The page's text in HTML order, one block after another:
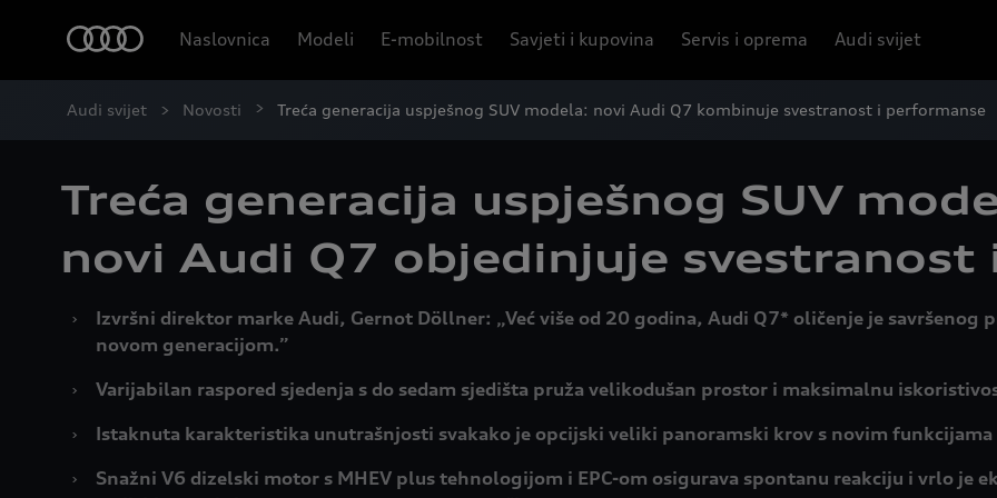
Naslovnica Modeli E-mobilnost Savjeti i kupovina Servis i oprema Audi svijet
Audi svijet Novosti Treća generacija uspješnog SUV modela: novi Audi Q7 kombinuje svestranost i performanse
Treća generacija uspješnog SUV
novi Audi Q7 objedinjuje svestranost
›
Izvršni direktor marke Audi, Gernot Döllner: „Već više od 20 godina, Audi Q7* oličenje je savršenog
novom generacijom.”
›
Varijabilan raspored sjedenja s do sedam sjedišta pruža velikodušan prostor i maksimalnu
›
Istaknuta karakteristika unutrašnjosti svakako je opcijski veliki panoramski krov s novim
›
Snažni V6 dizelski motor s MHEV plus tehnologijom i EPC-om osigurava spontanu reakciju i vrlo je